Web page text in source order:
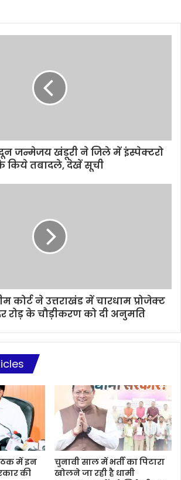
जन्मेजय खंडूरी ने जिले में इंस्पेक्टरो
किये तबादले, देखें सूची
कोर्ट ने उत्तराखंड में चारधाम प्रोजेक्ट
के चौड़ीकरण को दी अनुमति
में इन
की
चुनावी साल में भर्ती का पिटारा
खोलने जा रही है धामी